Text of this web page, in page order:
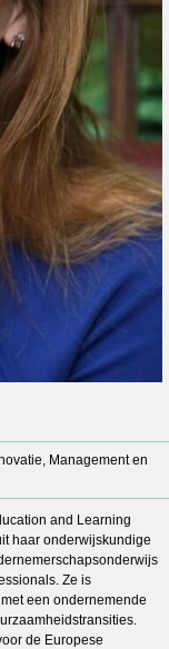
Management en
and Learning
haar onderwijskundige
Ze is
een ondernemende
de Europese